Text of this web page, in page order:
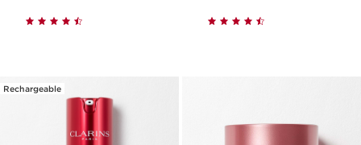
Rechargeable